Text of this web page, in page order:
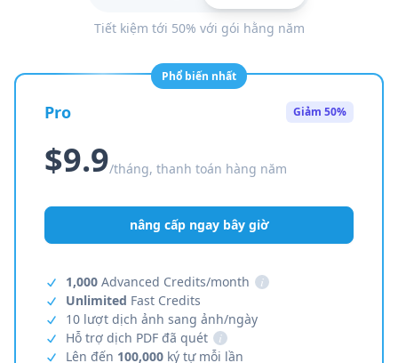
Tiết kiệm tới 50% với gói hằng năm
Phổ biến nhất
Pro Giảm 50%
$9.9/tháng, thanh toán hàng năm
nâng cấp ngay bây giờ
1,000 Advanced Credits/month
i
Unlimited Fast Credits
10 lượt dịch ảnh sang ảnh/ngày
Hỗ trợ dịch PDF đã quét
i
Lên đến 100,000 ký tự mỗi lần